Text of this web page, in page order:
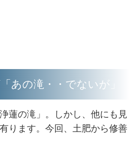
あの滝・・でないが」
蓮の滝」。しかし、他にも見
ります。今回、土肥から修善